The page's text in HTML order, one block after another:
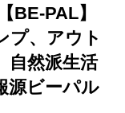
BE-PAL】
プ、アウト
自然派生活
源ビーパル